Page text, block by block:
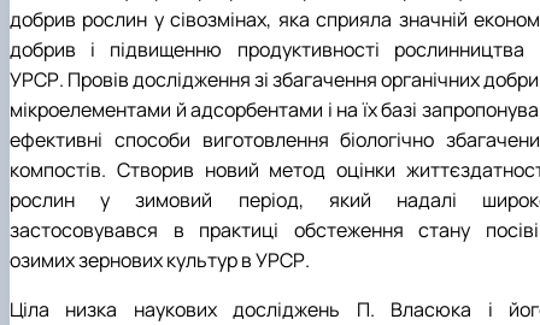
добрив рослин у сівозмінах, яка сприяла значній
добрив і підвищенню продуктивності рослинництва
УРСР. Провів дослідження зі збагачення органічних
мікроелементами й адсорбентами і на їх базі
ефективні способи виготовлення біологічно
компостів. Створив новий метод оцінки
рослин у зимовий період, який надалі
застосовувався в практиці обстеження стану
озимих зернових культур в УРСР.
Ціла низка наукових досліджень П. Власюка і